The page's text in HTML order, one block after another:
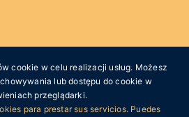
cookie w celu realizacji usług. Możesz
lub dostępu do cookie w
przeglądarki.
para prestar sus servicios. Puedes